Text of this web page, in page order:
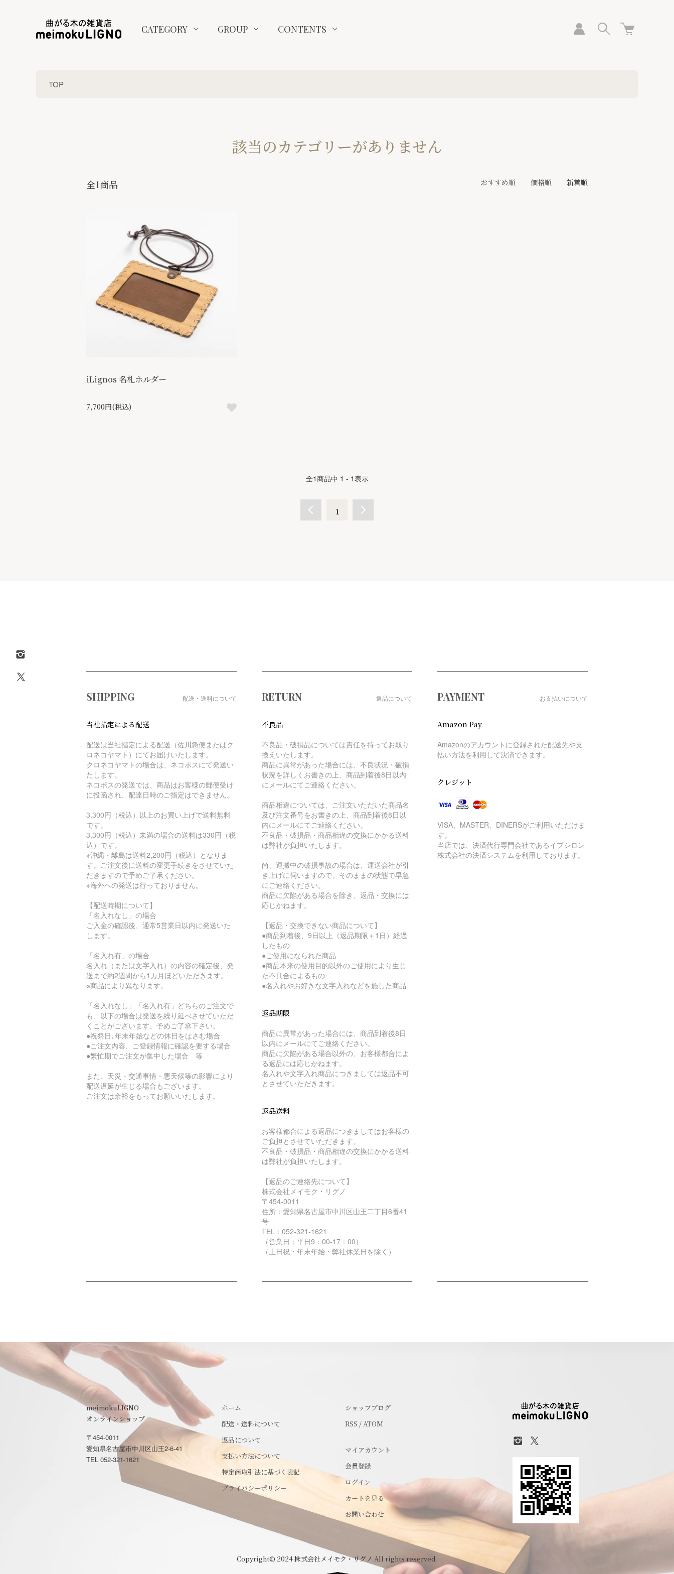
CATEGORY GROUP CONTENTS
TOP
該当のカテゴリーがありません
全1商品 おすすめ順 価格順 新着順
iLignos 名札ホルダー
7,700円(税込)
全1商品中 1 - 1表示
1
SHIPPING 配送・送料について
当社指定による配送
配送は当社指定による配送（佐川急便またはク
ロネコヤマト）にてお届けいたします。
クロネコヤマトの場合は、ネコポスにて発送い
たします。
ネコポスの発送では、商品はお客様の郵便受け
に投函され、配達日時のご指定はできません。
3,300円（税込）以上のお買い上げで送料無料
です。
3,300円（税込）未満の場合の送料は330円（税
込）です。
※沖縄・離島は送料2,200円（税込）となりま
す。ご注文後に送料の変更手続きをさせていた
だきますので予めご了承ください。
※海外への発送は行っておりません。
【配送時期について】
「名入れなし」の場合
ご入金の確認後、通常5営業日以内に発送いた
します。
「名入れ有」の場合
名入れ（または文字入れ）の内容の確定後、発
送まで約2週間から1カ月ほどいただきます。
※商品により異なります。
「名入れなし」「名入れ有」どちらのご注文で
も、以下の場合は発送を繰り延べさせていただ
くことがございます。予めご了承下さい。
●祝祭日､年末年始などの休日をはさむ場合
●ご注文内容、ご登録情報に確認を要する場合
●繁忙期でご注文が集中した場合 等
また、天災・交通事情・悪天候等の影響により
配送遅延が生じる場合もございます。
ご注文は余裕をもってお願いいたします。
RETURN 返品について
不良品
不良品・破損品については責任を持ってお取り
換えいたします。
商品に異常があった場合には、不良状況・破損
状況を詳しくお書きの上、商品到着後8日以内
にメールにてご連絡ください。
商品相違については、ご注文いただいた商品名
及び注文番号をお書きの上、商品到着後8日以
内にメールにてご連絡ください。
不良品・破損品・商品相違の交換にかかる送料
は弊社が負担いたします。
尚、運搬中の破損事故の場合は、運送会社が引
き上げに伺いますので、そのままの状態で早急
にご連絡ください。
商品に欠陥がある場合を除き、返品・交換には
応じかねます。
【返品・交換できない商品について】
●商品到着後、9日以上（返品期限＋1日）経過
したもの
●ご使用になられた商品
●商品本来の使用目的以外のご使用により生じ
た不具合によるもの
●名入れやお好きな文字入れなどを施した商品
返品期限
商品に異常があった場合には、商品到着後8日
以内にメールにてご連絡ください。
商品に欠陥がある場合以外の、お客様都合によ
る返品には応じかねます。
名入れや文字入れ商品につきましては返品不可
とさせていただきます。
返品送料
お客様都合による返品につきましてはお客様の
ご負担とさせていただきます。
不良品・破損品・商品相違の交換にかかる送料
は弊社が負担いたします。
【返品のご連絡先について】
株式会社メイモク・リグノ
〒454-0011
住所：愛知県名古屋市中川区山王二丁目6番41
号
TEL：052-321-1621
（営業日：平日9：00-17：00）
（土日祝・年末年始・弊社休業日を除く）
PAYMENT お支払いについて
Amazon Pay
Amazonのアカウントに登録された配送先や支
払い方法を利用して決済できます。
クレジット
VISA、MASTER、DINERSがご利用いただけま
す。
当店では、決済代行専門会社であるイプシロン
株式会社の決済システムを利用しております。
meimokuLIGNO
オンラインショップ
〒454-0011
愛知県名古屋市中川区山王2-6-41
TEL 052-321-1621
ホーム
配送・送料について
返品について
支払い方法について
特定商取引法に基づく表記
プライバシーポリシー
ショップブログ
RSS /ATOM
マイアカウント
会員登録
ログイン
カートを見る
お問い合わせ
Copyright© 2024 株式会社メイモク・リグノ All rights reserved.